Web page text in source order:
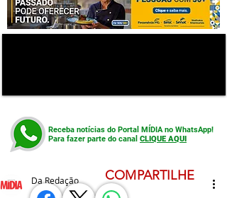
Receba notícias do Portal MÍDIA no WhatsApp!
Para fazer parte do canal CLIQUE AQUI
Da Redação COMPARTILHE